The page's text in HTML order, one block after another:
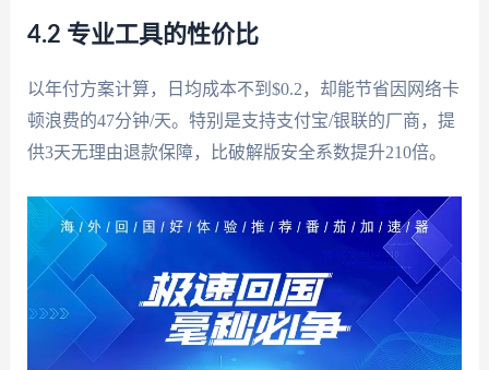
4.2 专业工具的性价比
以年付方案计算，日均成本不到$0.2，却能节省因网络卡
顿浪费的47分钟/天。特别是支持支付宝/银联的厂商，提
供3天无理由退款保障，比破解版安全系数提升210倍。